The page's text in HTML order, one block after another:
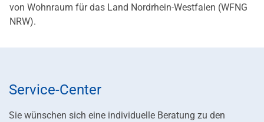
von Wohnraum für das Land Nordrhein-Westfalen (WFNG
NRW).
Service-Center
Sie wünschen sich eine individuelle Beratung zu den